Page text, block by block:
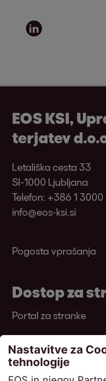
EOS KSI,
terjatev
Letališka cesta 33
SI-1000 Ljubljana
Telefon: +386 1
info@eos-ksi.si
Pogosta vprašanja
Dostop za
Portal za stranke
EOS KSI je
upravljanje s
izterjave in odkupa